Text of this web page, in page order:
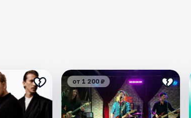
от 1 200 ₽